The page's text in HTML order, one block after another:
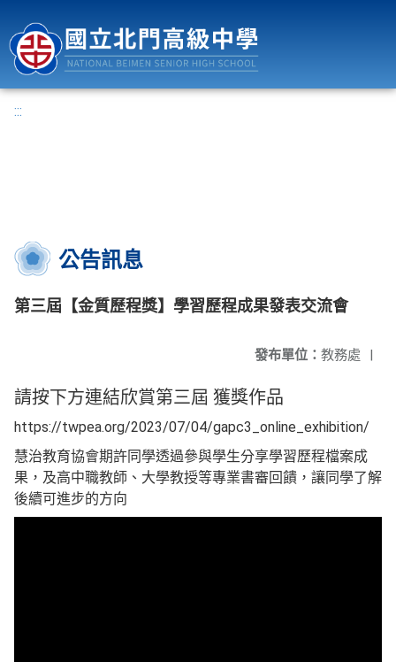
:::
公告訊息
第三屆【金質歷程獎】學習歷程成果發表交流會
發布單位： 教務處 |
請按下方連結欣賞第三屆 獲獎作品
https://twpea.org/2023/07/04/gapc3_online_exhibition/
慧治教育協會期許同學透過參與學生分享學習歷程檔案成
果，及高中職教師、大學教授等專業書審回饋，讓同學了解
後續可進步的方向